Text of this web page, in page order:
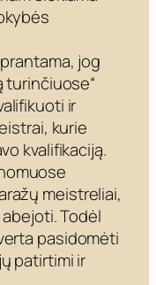
jog
turinčiuose“
ir
kurie
kvalifikaciją.
meistreliai,
Todėl
pasidomėti
patirtimi ir